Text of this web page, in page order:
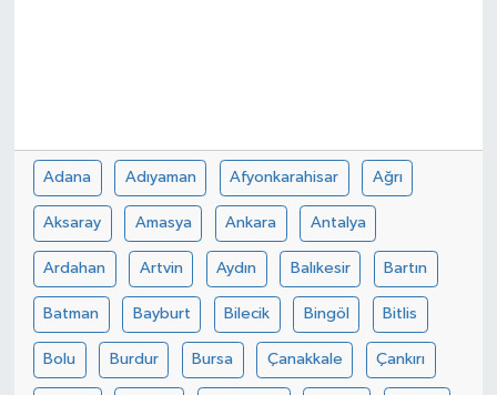
Adana Adıyaman Afyonkarahisar Ağrı
Aksaray Amasya Ankara Antalya
Ardahan Artvin Aydın Balıkesir Bartın
Batman Bayburt Bilecik Bingöl Bitlis
Bolu Burdur Bursa Çanakkale Çankırı